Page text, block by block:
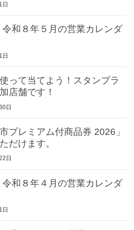
日
和８年５月の営業カレンダ
日
って当てよう！スタンプラ
店舗です！
日
市プレミアム付商品券 2026」
だけます。
日
和８年４月の営業カレンダ
日